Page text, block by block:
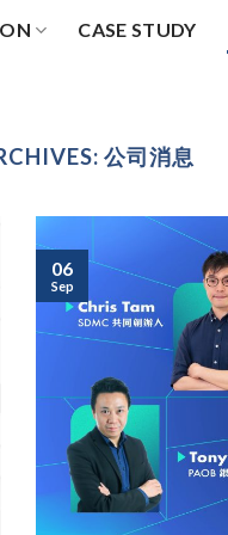
CASE STUDY
公司消息
06
Sep